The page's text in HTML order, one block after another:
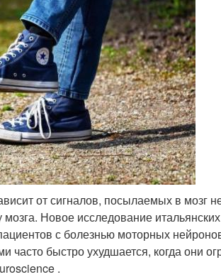
от сигналов, посылаемых в мозг
Новое исследование
с болезнью моторных
часто быстро ухудшается, когда они
.